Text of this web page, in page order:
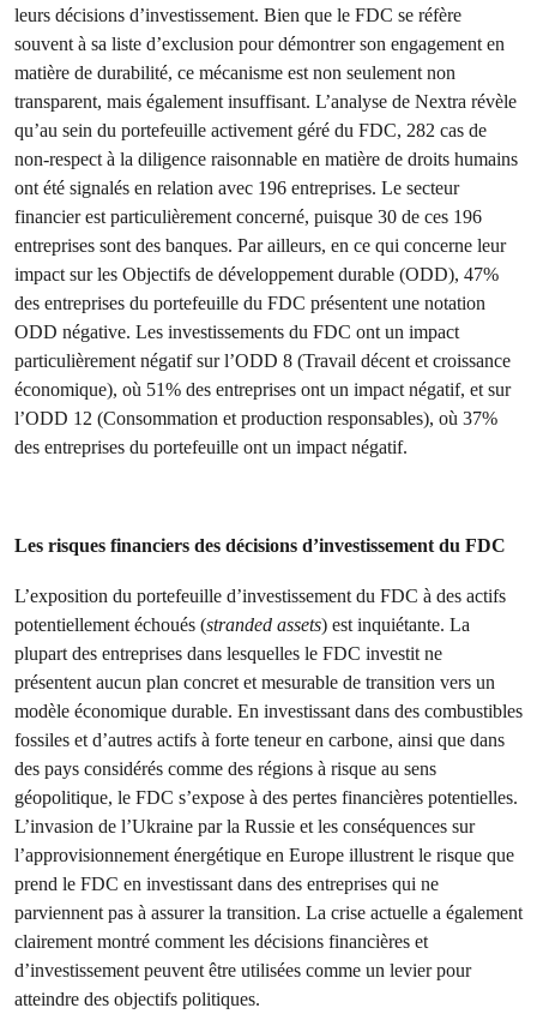
leurs décisions d’investissement. Bien que le FDC se réfère
souvent à sa liste d’exclusion pour démontrer son engagement en
matière de durabilité, ce mécanisme est non seulement non
transparent, mais également insuffisant. L’analyse de Nextra révèle
qu’au sein du portefeuille activement géré du FDC, 282 cas de
non-respect à la diligence raisonnable en matière de droits humains
ont été signalés en relation avec 196 entreprises. Le secteur
financier est particulièrement concerné, puisque 30 de ces 196
entreprises sont des banques. Par ailleurs, en ce qui concerne leur
impact sur les Objectifs de développement durable (ODD), 47%
des entreprises du portefeuille du FDC présentent une notation
ODD négative. Les investissements du FDC ont un impact
particulièrement négatif sur l’ODD 8 (Travail décent et croissance
économique), où 51% des entreprises ont un impact négatif, et sur
l’ODD 12 (Consommation et production responsables), où 37%
des entreprises du portefeuille ont un impact négatif.
Les risques financiers des décisions d’investissement du FDC
L’exposition du portefeuille d’investissement du FDC à des actifs
potentiellement échoués (stranded assets) est inquiétante. La
plupart des entreprises dans lesquelles le FDC investit ne
présentent aucun plan concret et mesurable de transition vers un
modèle économique durable. En investissant dans des combustibles
fossiles et d’autres actifs à forte teneur en carbone, ainsi que dans
des pays considérés comme des régions à risque au sens
géopolitique, le FDC s’expose à des pertes financières potentielles.
L’invasion de l’Ukraine par la Russie et les conséquences sur
l’approvisionnement énergétique en Europe illustrent le risque que
prend le FDC en investissant dans des entreprises qui ne
parviennent pas à assurer la transition. La crise actuelle a également
clairement montré comment les décisions financières et
d’investissement peuvent être utilisées comme un levier pour
atteindre des objectifs politiques.